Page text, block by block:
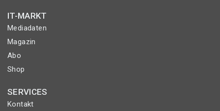
IT-MARKT
Mediadaten
Magazin
Abo
Shop
SERVICES
Kontakt